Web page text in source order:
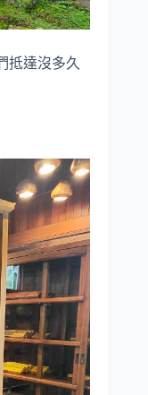
抵達沒多久